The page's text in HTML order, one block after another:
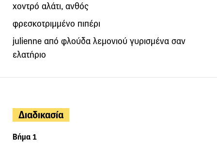
χοντρό αλάτι, ανθός
φρεσκοτριμμένο πιπέρι
julienne από φλούδα λεμονιού γυρισμένα σαν
ελατήριο
Διαδικασία
Βήμα 1